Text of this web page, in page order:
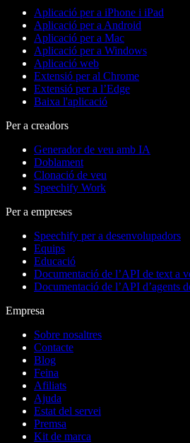
Aplicació per a iPhone i iPad
Aplicació per a Android
Aplicació per a Mac
Aplicació per a Windows
Aplicació web
Extensió per al Chrome
Extensió per a l’Edge
Baixa l'aplicació
Per a creadors
Generador de veu amb IA
Doblament
Clonació de veu
Speechify Work
Per a empreses
Speechify per a desenvolupadors
Equips
Educació
Documentació de l’API de text a
Documentació de l’API d’agents
Empresa
Sobre nosaltres
Contacte
Blog
Feina
Afiliats
Ajuda
Estat del servei
Premsa
Kit de marca